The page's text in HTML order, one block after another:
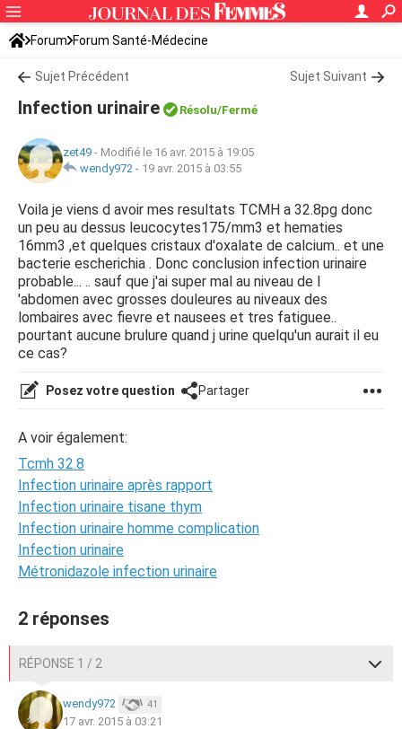
Forum Forum Santé-Médecine
Symptômes et maladies courantes Infection urinaire
Sujet Précédent Sujet Suivant
Infection urinaire Résolu/Fermé
zet49 - Modifié le 16 avr. 2015 à 19:05
wendy972 - 19 avr. 2015 à 03:55
Voila je viens d avoir mes resultats TCMH a 32.8pg donc
un peu au dessus leucocytes175/mm3 et hematies
16mm3 ,et quelques cristaux d'oxalate de calcium.. et une
bacterie escherichia . Donc conclusion infection urinaire
probable... .. sauf que j'ai super mal au niveau de l
'abdomen avec grosses douleures au niveaux des
lombaires avec fievre et nausees et tres fatiguee..
pourtant aucune brulure quand j urine quelqu'un aurait il eu
ce cas?
Posez votre question Partager
A voir également:
Tcmh 32.8
Infection urinaire après rapport
Infection urinaire tisane thym
Infection urinaire homme complication
Infection urinaire
Métronidazole infection urinaire
2 réponses
RÉPONSE 1 / 2
wendy972 41
17 avr. 2015 à 03:21